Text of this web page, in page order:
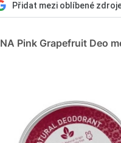
Přidat mezi oblíbené
Pink Grapefruit Deo